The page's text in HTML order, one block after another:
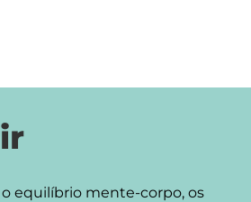
equilíbrio mente-corpo, os